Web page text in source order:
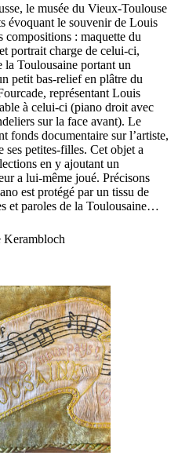
le musée du Vieux-Toulouse
évoquant le souvenir de Louis
compositions : maquette du
portrait charge de celui-ci,
la Toulousaine portant un
petit bas-relief en plâtre du
représentant Louis
à celui-ci (piano droit avec
sur la face avant). Le
fonds documentaire sur l’artiste,
ses petites-filles. Cet objet a
en y ajoutant un
a lui-même joué. Précisons
est protégé par un tissu de
et paroles de la Toulousaine…
Kerambloch